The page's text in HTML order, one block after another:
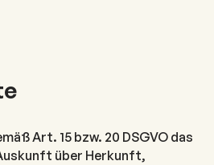
Art. 15 bzw. 20 DSGVO das
über Herkunft,